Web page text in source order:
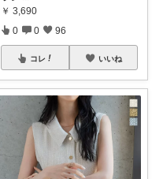
￥ 3,690
0 0 96
コレ いいね